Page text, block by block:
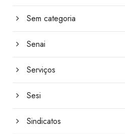
Sem categoria
Senai
Serviços
Sesi
Sindicatos